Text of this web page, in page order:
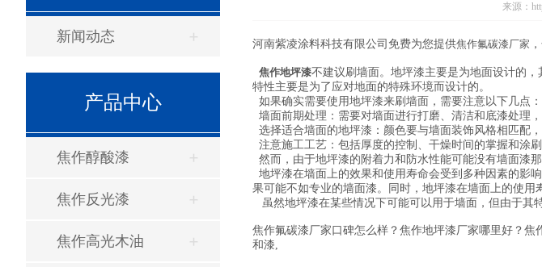
新闻动态
产品中心
焦作醇酸漆
焦作反光漆
焦作高光木油
来源：
河南紫凌涂料科技有限公司免费为您提供焦作氟碳漆厂家
焦作地坪漆不建议刷墙面。地坪漆主要是为地面设计的
特性主要是为了应对地面的特殊环境而设计的。
如果确实需要使用地坪漆来刷墙面，需要注意以下几点：
墙面前期处理：需要对墙面进行打磨、清洁和底漆处理
选择适合墙面的地坪漆：颜色要与墙面装饰风格相匹配
注意施工工艺：包括厚度的控制、干燥时间的掌握和涂
然而，由于地坪漆的附着力和防水性能可能没有墙面漆
地坪漆在墙面上的效果和使用寿命会受到多种因素的影
果可能不如专业的墙面漆。同时，地坪漆在墙面上的使用
虽然地坪漆在某些情况下可能可以用于墙面，但由于其
焦作氟碳漆厂家口碑怎么样？焦作地坪漆厂家哪里好？
和漆,